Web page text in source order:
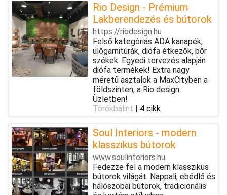
Rio Design - Prémium
Lakberendezés és bútorok
https://riodesign.hu
Felső kategóriás ADA kanapék,
ülőgarnitúrák, diófa étkezők, bőr
székek. Egyedi tervezés alapján
diófa termékek! Extra nagy
méretű asztalok a MaxCityben a
földszinten, a Rio design
Üzletben!
Törökbálint | 4 cikk
Soul Interiors - modern
klasszikus bútorok
www.soulinteriors.hu
Fedezze fel a modern klasszikus
bútorok világát. Nappali, ebédlő és
hálószobai bútorok, tradicionális